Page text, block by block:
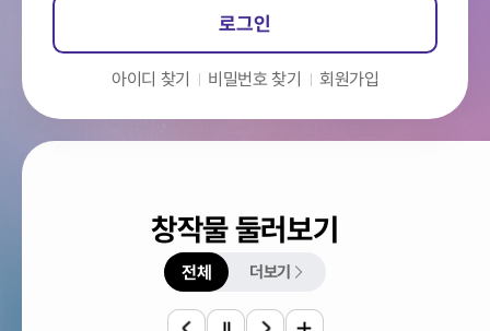
로그인
아이디 찾기 비밀번호 찾기 회원가입
전체 선택됨더보기
창작물 둘러보기